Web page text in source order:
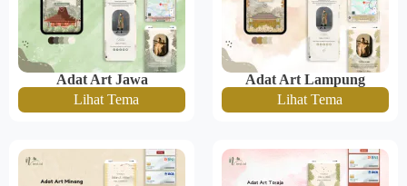
Adat Art Jawa
Lihat Tema
Adat Art Lampung
Lihat Tema